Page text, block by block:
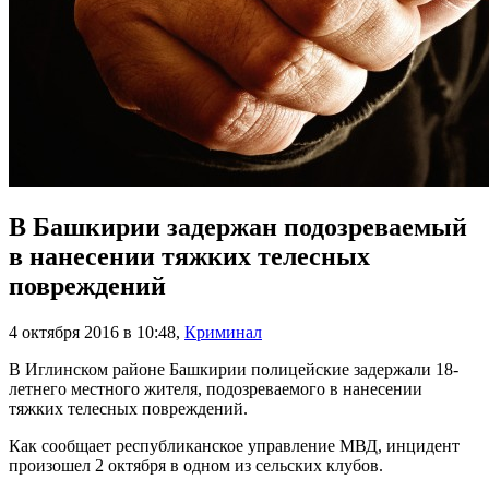
В Башкирии задержан подозреваемый
в нанесении тяжких телесных
повреждений
4 октября 2016 в 10:48, Криминал
В Иглинском районе Башкирии полицейские задержали 18-
летнего местного жителя, подозреваемого в нанесении
тяжких телесных повреждений.
Как сообщает республиканское управление МВД, инцидент
произошел 2 октября в одном из сельских клубов.